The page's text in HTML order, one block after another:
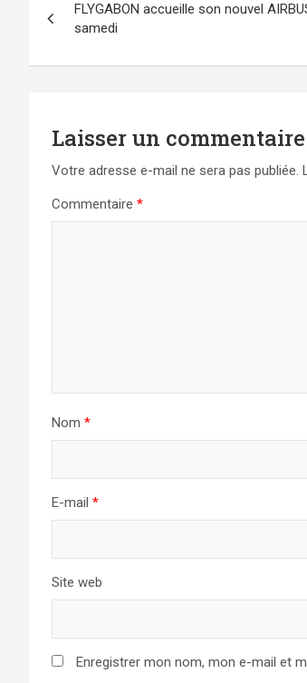
de
l’article
FLYGABON accueille son nouvel
samedi
Laisser un commentaire
Votre adresse e-mail ne sera pas publiée.
Commentaire *
Nom *
E-mail *
Site web
Enregistrer mon nom, mon e-mail et